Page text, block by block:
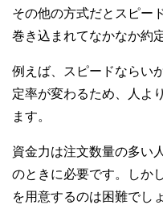
その他の方式だとスピー
巻き込まれてなかなか約
例えば、スピードならい
定率が変わるため、人よ
ます。
資金力は注文数量の多い
のときに必要です。しか
を用意するのは困難でし